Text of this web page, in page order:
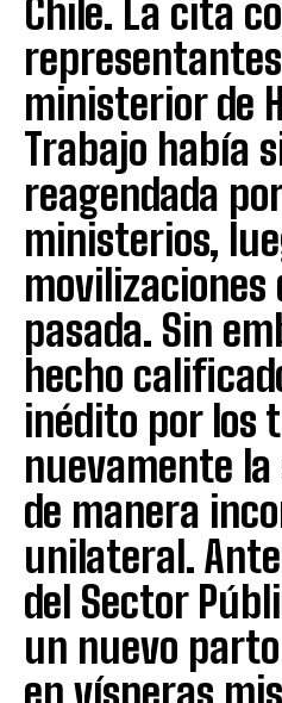
Chile. La cita
ministerior de
Trabajo había
reagendada
ministerios,
movilizaciones
pasada. Sin
hecho
inédito por los
nuevamente
de manera
unilateral.
del Sector
un nuevo